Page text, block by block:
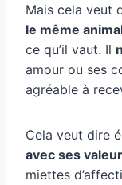
Mais cela veut
le même
ce qu’il vaut. Il
amour ou ses
agréable à
Cela veut dire
avec ses
miettes